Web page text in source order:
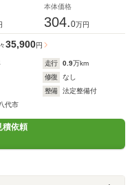
本体価格
304.0万円
35,900円
走行 0.9万km
修復
なし
整備
法定整備付
代市
積依頼